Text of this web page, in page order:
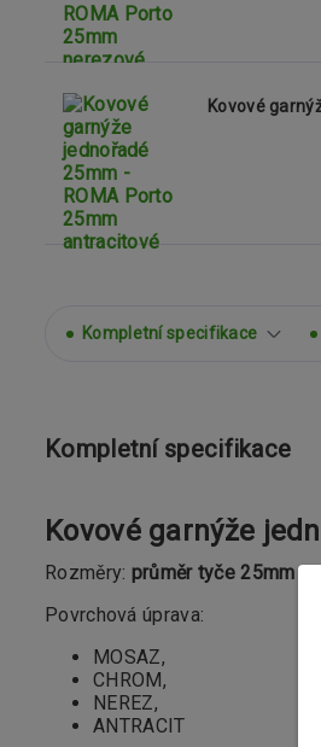
Kovové
Kompletní specifikace
Kompletní specifikace
Kovové garnýže
Rozměry: průměr tyče 25mm
Povrchová úprava:
MOSAZ,
CHROM,
NEREZ,
ANTRACIT